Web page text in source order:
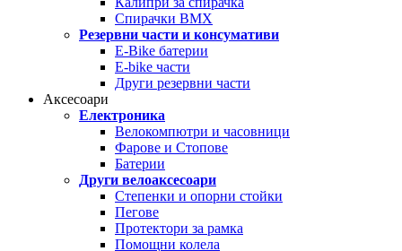
Спирачки BMX
Резервни части и консумативи
E-Bike батерии
E-bike части
Други резервни части
Аксесоари
Електроника
Велокомпютри и часовници
Фарове и Стопове
Батерии
Други велоаксесоари
Степенки и опорни стойки
Пегове
Протектори за рамка
Помощни колела